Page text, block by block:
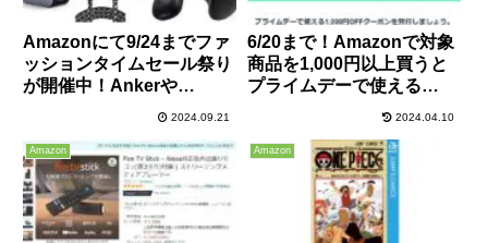
Amazonにて9/24までファ
ッションタイムセール祭り
が開催中！Ankerや
ユーザーも要チェック！ポ
イントアップキャンペーン
もあります！
2024.09.21
6/20まで！Amazonで対象
商品を1,000円以上買うと
プライムデーで使える
メモリやmicroSDカードな
どがおすすめ！
2024.04.10
Amazon Amazon